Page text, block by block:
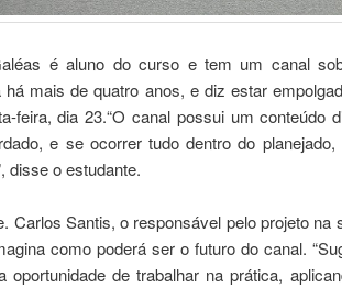
é aluno do curso e tem um canal
há mais de quatro anos, e diz estar
feira, dia 23.“O canal possui um conteúdo
e se ocorrer tudo dentro do
disse o estudante.
Carlos Santis, o responsável pelo projeto na
como poderá ser o futuro do canal.
oportunidade de trabalhar na prática,